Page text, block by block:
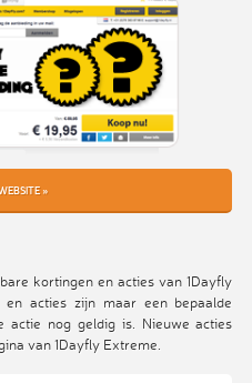
»
kortingen en acties van 1Dayfly
acties zijn maar een bepaalde
actie nog geldig is. Nieuwe acties
van 1Dayfly Extreme.